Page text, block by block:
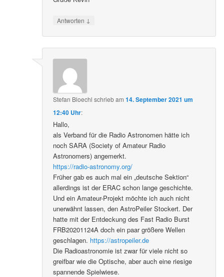
Antworten ↓
Stefan Bloechl schriebam14. September 2021 um
12:40 Uhr:
Hallo,
als Verband für die Radio Astronomen hätte ich
noch SARA (Society of Amateur Radio
Astronomers) angemerkt.
https://radio-astronomy.org/
Früher gab es auch mal ein „deutsche Sektion“
allerdings ist der ERAC schon lange geschichte.
Und ein Amateur-Projekt möchte ich auch nicht
unerwähnt lassen, den AstroPeiler Stockert. Der
hatte mit der Entdeckung des Fast Radio Burst
FRB20201124A doch ein paar größere Wellen
geschlagen. https://astropeiler.de
Die Radioastronomie ist zwar für viele nicht so
greifbar wie die Optische, aber auch eine riesige
spannende Spielwiese.